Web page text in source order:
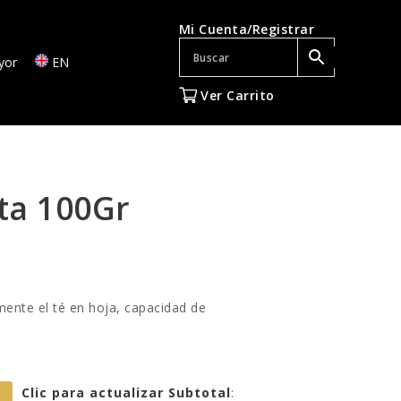
EN
Mi Cuenta/Registrar
Ver Carrito
100Gr
el té en hoja, capacidad de
Clic para actualizar Subtotal: